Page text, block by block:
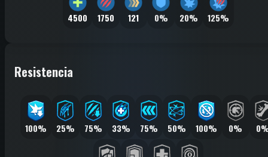
4500 1750 121 0% 20% 125%
Resistencia
100% 25% 75% 33% 75% 50% 100% 0%